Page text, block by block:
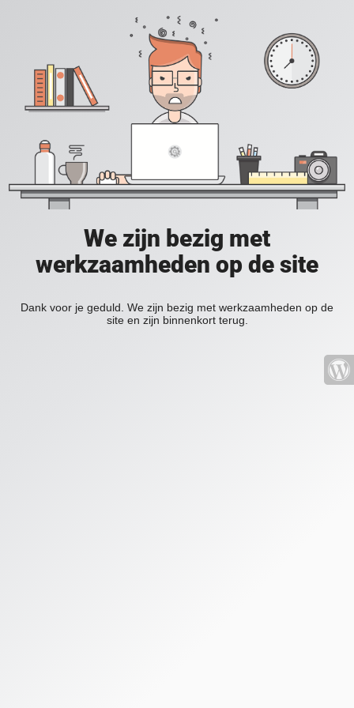
We zijn bezig met
werkzaamheden op de site
Dank voor je geduld. We zijn bezig met werkzaamheden op de
site en zijn binnenkort terug.